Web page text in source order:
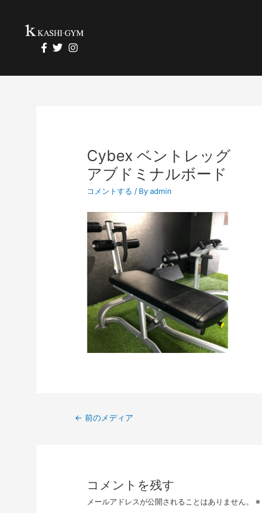
Cybex ベントレッグ
アブドミナルボード
コメントする / Byadmin
← 前のメディア
コメントを残す
メールアドレスが公開されることはありません。 ※